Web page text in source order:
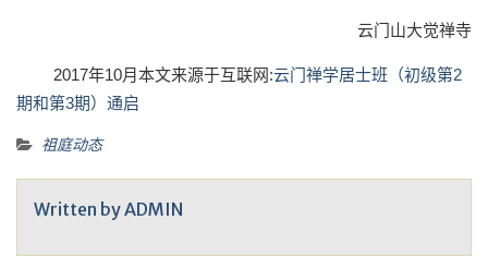
云门山大觉禅寺
2017年10月本文来源于互联网:云门禅学居士班（初级第2
期和第3期）通启
祖庭动态
Written byADMIN